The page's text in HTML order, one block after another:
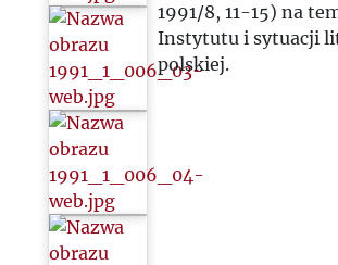
1991/8, 11-15) na
Instytutu i sytuacji
polskiej.